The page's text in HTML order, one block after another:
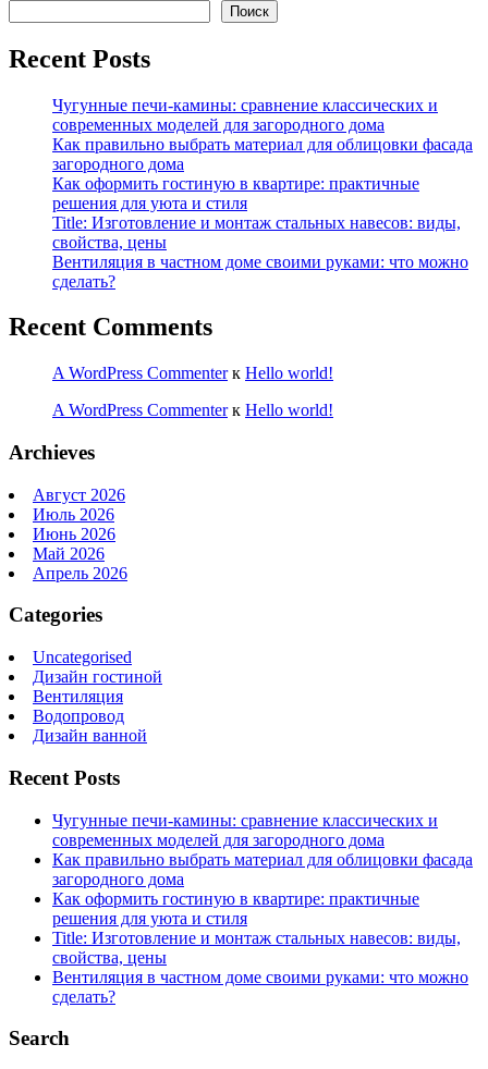
Поиск
Recent Posts
Чугунные печи-камины: сравнение классических и
современных моделей для загородного дома
Как правильно выбрать материал для облицовки фасада
загородного дома
Как оформить гостиную в квартире: практичные
решения для уюта и стиля
Title: Изготовление и монтаж стальных навесов: виды,
свойства, цены
Вентиляция в частном доме своими руками: что можно
сделать?
Recent Comments
A WordPress Commenterк Hello world!
A WordPress Commenterк Hello world!
Archieves
Август 2026
Июль 2026
Июнь 2026
Май 2026
Апрель 2026
Categories
Uncategorised
Дизайн гостиной
Вентиляция
Водопровод
Дизайн ванной
Recent Posts
Чугунные печи-камины: сравнение классических и
современных моделей для загородного дома
Как правильно выбрать материал для облицовки фасада
загородного дома
Как оформить гостиную в квартире: практичные
решения для уюта и стиля
Title: Изготовление и монтаж стальных навесов: виды,
свойства, цены
Вентиляция в частном доме своими руками: что можно
сделать?
Search